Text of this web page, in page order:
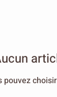
pouvez